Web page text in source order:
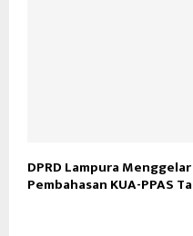
DPRD Lampura
Pembahasan KUA-PPAS